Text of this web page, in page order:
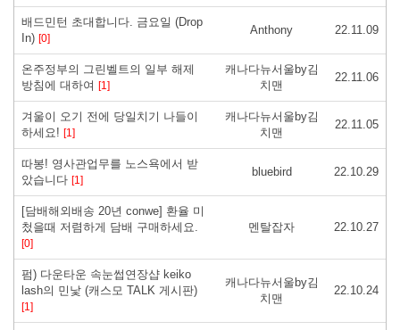
배드민턴 초대합니다. 금요일 (Drop
In) [0]
Anthony 22.11.09
온주정부의 그린벨트의 일부 해제
방침에 대하여 [1]
캐나다뉴서울by김
치맨
22.11.06
겨울이 오기 전에 당일치기 나들이
하세요! [1]
캐나다뉴서울by김
치맨
22.11.05
따봉! 영사관업무를 노스욕에서 받
았습니다 [1]
bluebird 22.10.29
[담배해외배송 20년 conwe] 환율 미
첬을때 저렴하게 담배 구매하세요.
[0]
멘탈잡자 22.10.27
펌) 다운타운 속눈썹연장샵 keiko
lash의 민낯 (캐스모 TALK 게시판)
[1]
캐나다뉴서울by김
치맨
22.10.24